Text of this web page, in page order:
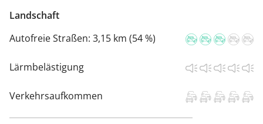
Landschaft
Autofreie Straßen: 3,15 km (54 %)
Lärmbelästigung
Verkehrsaufkommen